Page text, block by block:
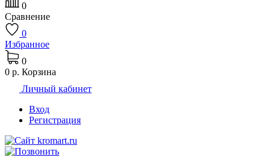
0
Сравнение
0
Избранное
0
0 р. Корзина
Личный кабинет
Вход
Регистрация